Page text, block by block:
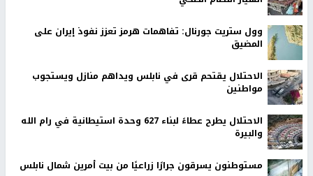
وول ستريت جورنال: تفاهمات هرمز تعزز نفوذ إيران على
المضيق
الاحتلال يقتحم قرى في نابلس ويداهم منازل ويستجوب
مواطنين
الاحتلال يطرح عطاءً لبناء 627 وحدة استيطانية في رام الله
والبيرة
مستوطنون يسرقون جرارًا زراعيًا من بيت أمرين شمال نابلس